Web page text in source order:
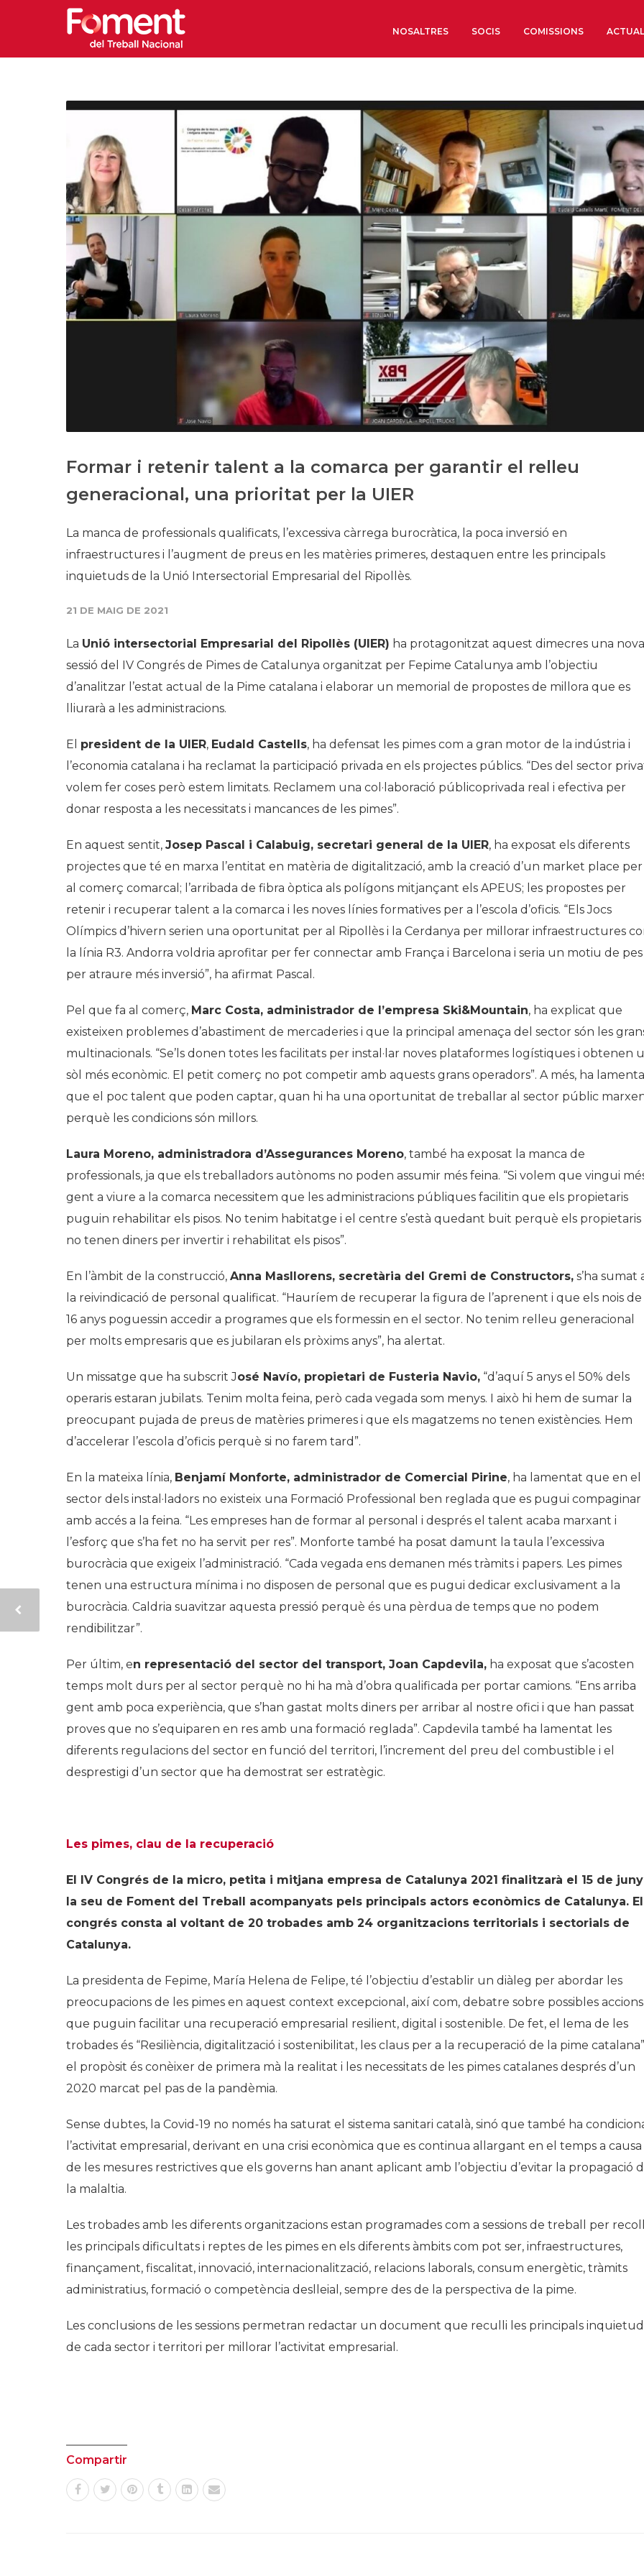
NOSALTRES
Òrgans de Govern
Òrgans Consultius
Estructura Executiva
Institut d’Estudis
Societat Barcelonesa
Econòmics i Socials
Organitzacions
Organitzacions
Coneix més
Història
Galeria de Presidents
Biblioteca Arxiu
Seu Social
SOCIS COMISSIONS
Formar i retenir talent a la comarca per garantir el relleu
generacional, una prioritat per la UIER
La manca de professionals qualificats, l’excessiva càrrega burocràtica, la poca inversió en
infraestructures i l’augment de preus en les matèries primeres, destaquen entre les principals
inquietuds de la Unió Intersectorial Empresarial del Ripollès.
21 DE MAIG DE 2021
La Unió intersectorial Empresarial del Ripollès (UIER) ha protagonitzat aquest dimecres una nova
sessió del IV Congrés de Pimes de Catalunya organitzat per Fepime Catalunya amb l’objectiu
d’analitzar l’estat actual de la Pime catalana i elaborar un memorial de propostes de millora que es
lliurarà a les administracions.
El president de la UIER, Eudald Castells, ha defensat les pimes com a gran motor de la indústria i
l’economia catalana i ha reclamat la participació privada en els projectes públics. “Des del sector
volem fer coses però estem limitats. Reclamem una col·laboració públicoprivada real i efectiva per
donar resposta a les necessitats i mancances de les pimes”.
En aquest sentit, Josep Pascal i Calabuig, secretari general de la UIER, ha exposat els diferents
projectes que té en marxa l’entitat en matèria de digitalització, amb la creació d’un market place per
al comerç comarcal; l’arribada de fibra òptica als polígons mitjançant els APEUS; les propostes per
retenir i recuperar talent a la comarca i les noves línies formatives per a l’escola d’oficis. “Els Jocs
Olímpics d’hivern serien una oportunitat per al Ripollès i la Cerdanya per millorar infraestructures
la línia R3. Andorra voldria aprofitar per fer connectar amb França i Barcelona i seria un motiu de pes
per atraure més inversió”, ha afirmat Pascal.
Pel que fa al comerç, Marc Costa, administrador de l’empresa Ski&Mountain, ha explicat que
existeixen problemes d’abastiment de mercaderies i que la principal amenaça del sector són les
multinacionals. “Se’ls donen totes les facilitats per instal·lar noves plataformes logístiques i obtenen
sòl més econòmic. El petit comerç no pot competir amb aquests grans operadors”. A més, ha
que el poc talent que poden captar, quan hi ha una oportunitat de treballar al sector públic
perquè les condicions són millors.
Laura Moreno, administradora d’Assegurances Moreno, també ha exposat la manca de
professionals, ja que els treballadors autònoms no poden assumir més feina. “Si volem que vingui
gent a viure a la comarca necessitem que les administracions públiques facilitin que els propietaris
puguin rehabilitar els pisos. No tenim habitatge i el centre s’està quedant buit perquè els propietaris
no tenen diners per invertir i rehabilitat els pisos”.
En l’àmbit de la construcció, Anna Masllorens, secretària del Gremi de Constructors, s’ha sumat
la reivindicació de personal qualificat. “Hauríem de recuperar la figura de l’aprenent i que els nois de
16 anys poguessin accedir a programes que els formessin en el sector. No tenim relleu generacional
per molts empresaris que es jubilaran els pròxims anys”, ha alertat.
Un missatge que ha subscrit José Navío, propietari de Fusteria Navio, “d’aquí 5 anys el 50% dels
operaris estaran jubilats. Tenim molta feina, però cada vegada som menys. I això hi hem de sumar la
preocupant pujada de preus de matèries primeres i que els magatzems no tenen existències. Hem
d’accelerar l’escola d’oficis perquè si no farem tard”.
En la mateixa línia, Benjamí Monforte, administrador de Comercial Pirine, ha lamentat que en el
sector dels instal·ladors no existeix una Formació Professional ben reglada que es pugui compaginar
amb accés a la feina. “Les empreses han de formar al personal i després el talent acaba marxant i
l’esforç que s’ha fet no ha servit per res”. Monforte també ha posat damunt la taula l’excessiva
burocràcia que exigeix l’administració. “Cada vegada ens demanen més tràmits i papers. Les pimes
tenen una estructura mínima i no disposen de personal que es pugui dedicar exclusivament a la
burocràcia. Caldria suavitzar aquesta pressió perquè és una pèrdua de temps que no podem
rendibilitzar”.
Per últim, en representació del sector del transport, Joan Capdevila, ha exposat que s’acosten
temps molt durs per al sector perquè no hi ha mà d’obra qualificada per portar camions. “Ens arriba
gent amb poca experiència, que s’han gastat molts diners per arribar al nostre ofici i que han passat
proves que no s’equiparen en res amb una formació reglada”. Capdevila també ha lamentat les
diferents regulacions del sector en funció del territori, l’increment del preu del combustible i el
desprestigi d’un sector que ha demostrat ser estratègic.
Les pimes, clau de la recuperació
El IV Congrés de la micro, petita i mitjana empresa de Catalunya 2021 finalitzarà el 15 de
la seu de Foment del Treball acompanyats pels principals actors econòmics de Catalunya. El
congrés consta al voltant de 20 trobades amb 24 organitzacions territorials i sectorials de
Catalunya.
La presidenta de Fepime, María Helena de Felipe, té l’objectiu d’establir un diàleg per abordar les
preocupacions de les pimes en aquest context excepcional, així com, debatre sobre possibles accions
que puguin facilitar una recuperació empresarial resilient, digital i sostenible. De fet, el lema de les
trobades és “Resiliència, digitalització i sostenibilitat, les claus per a la recuperació de la pime
el propòsit és conèixer de primera mà la realitat i les necessitats de les pimes catalanes després d’un
2020 marcat pel pas de la pandèmia.
Sense dubtes, la Covid-19 no només ha saturat el sistema sanitari català, sinó que també ha
l’activitat empresarial, derivant en una crisi econòmica que es continua allargant en el temps a causa
de les mesures restrictives que els governs han anant aplicant amb l’objectiu d’evitar la propagació
la malaltia.
Les trobades amb les diferents organitzacions estan programades com a sessions de treball per
les principals dificultats i reptes de les pimes en els diferents àmbits com pot ser, infraestructures,
finançament, fiscalitat, innovació, internacionalització, relacions laborals, consum energètic, tràmits
administratius, formació o competència deslleial, sempre des de la perspectiva de la pime.
Les conclusions de les sessions permetran redactar un document que reculli les principals
de cada sector i territori per millorar l’activitat empresarial.
Compartir